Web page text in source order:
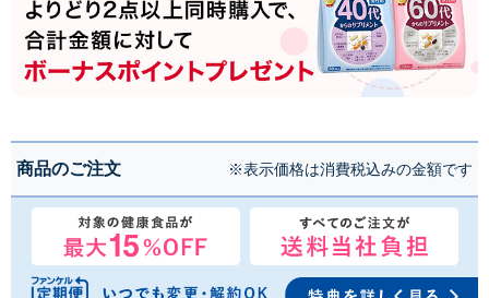
商品のご注文 ※表示価格は消費税込みの金額です